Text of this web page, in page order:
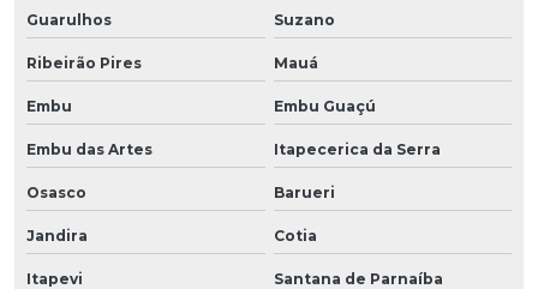
Guarulhos Suzano
Ribeirão Pires Mauá
Embu Embu Guaçú
Embu das Artes Itapecerica da Serra
Osasco Barueri
Jandira Cotia
Itapevi Santana de Parnaíba